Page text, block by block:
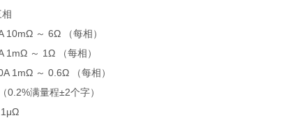
相
10mΩ ～ 6Ω （每相）
1mΩ ～ 1Ω （每相）
1mΩ ～ 0.6Ω （每相）
0.2%满量程±2个字）